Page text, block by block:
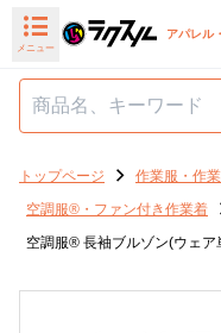
メニュー
アパレル
トップページ 作業服・作
空調服®・ファン付き作業着
空調服® 長袖ブルゾン(ウェ